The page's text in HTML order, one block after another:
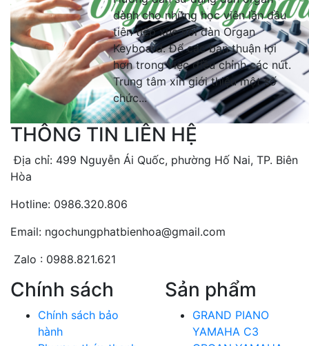
dành cho những học viên lần đầu
tiên tiếp xúc với đàn Organ
Keyboard. Để các bạn thuận lợi
hơn trong việc điều chỉnh các nút.
Trung tâm xin giới thiệu một số
chức...
THÔNG TIN LIÊN HỆ
Địa chỉ: 499 Nguyễn Ái Quốc, phường Hố Nai, TP. Biên
Hòa
Hotline: 0986.320.806
Email: ngochungphatbienhoa@gmail.com
Zalo : 0988.821.621
Chính sách
Chính sách bảo
hành
Sản phẩm
GRAND PIANO
YAMAHA C3